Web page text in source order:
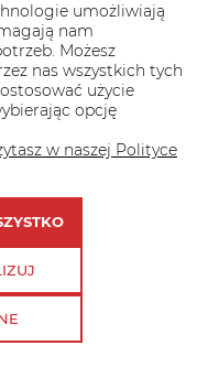
umożliwiają
nam
Możesz
nas wszystkich tych
użycie
opcję
w naszej Polityce